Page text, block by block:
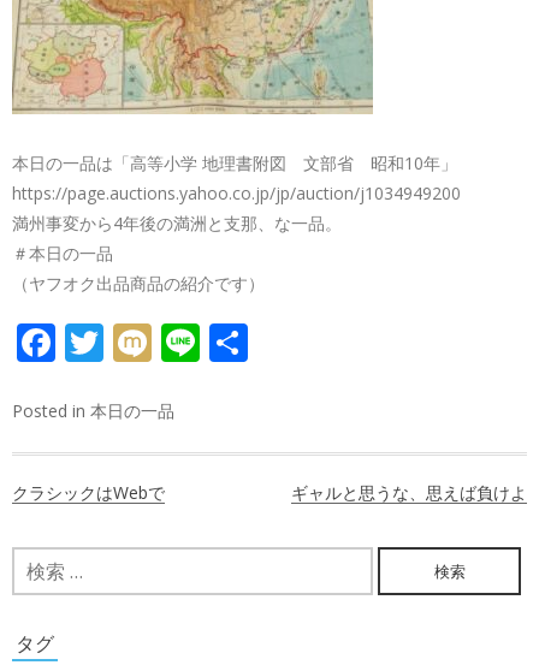
本日の一品は「高等小学 地理書附図 文部省 昭和10年」
https://page.auctions.yahoo.co.jp/jp/auction/j1034949200
満州事変から4年後の満洲と支那、な一品。
＃本日の一品
（ヤフオク出品商品の紹介です）
FACEBOOK
TWITTER
MIXILINE
Posted in 本日の一品
ナ
ビ
ゲ
クラシックはWebで ギャルと思うな、思えば負けよ
検
索:
タグ